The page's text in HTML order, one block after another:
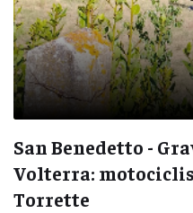
San Benedetto -
Volterra:
Torrette